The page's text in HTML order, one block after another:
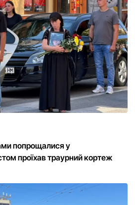
попрощалися у
проїхав траурний кортеж